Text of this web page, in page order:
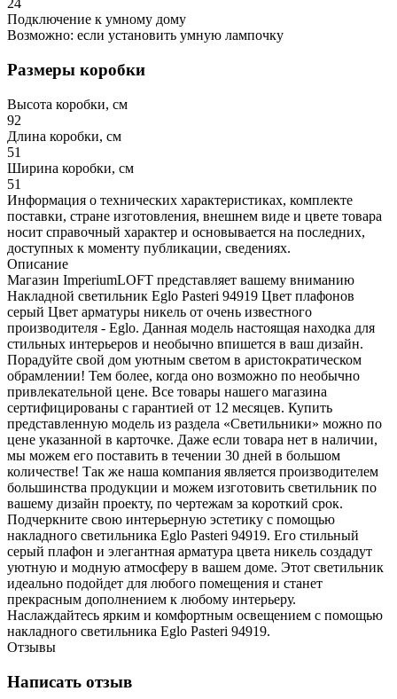
24
Подключение к умному дому
Возможно: если установить умную лампочку
Размеры коробки
Высота коробки, см
92
Длина коробки, см
51
Ширина коробки, см
51
Информация о технических характеристиках, комплекте
поставки, стране изготовления, внешнем виде и цвете товара
носит справочный характер и основывается на последних,
доступных к моменту публикации, сведениях.
Описание
Магазин ImperiumLOFT представляет вашему вниманию
Накладной светильник Eglo Pasteri 94919 Цвет плафонов
серый Цвет арматуры никель от очень известного
производителя - Eglo. Данная модель настоящая находка для
стильных интерьеров и необычно впишется в ваш дизайн.
Порадуйте свой дом уютным светом в аристократическом
обрамлении! Тем более, когда оно возможно по необычно
привлекательной цене. Все товары нашего магазина
сертифицированы с гарантией от 12 месяцев. Купить
представленную модель из раздела «Светильники» можно по
цене указанной в карточке. Даже если товара нет в наличии,
мы можем его поставить в течении 30 дней в большом
количестве! Так же наша компания является производителем
большинства продукции и можем изготовить светильник по
вашему дизайн проекту, по чертежам за короткий срок.
Подчеркните свою интерьерную эстетику с помощью
накладного светильника Eglo Pasteri 94919. Его стильный
серый плафон и элегантная арматура цвета никель создадут
уютную и модную атмосферу в вашем доме. Этот светильник
идеально подойдет для любого помещения и станет
прекрасным дополнением к любому интерьеру.
Наслаждайтесь ярким и комфортным освещением с помощью
накладного светильника Eglo Pasteri 94919.
Отзывы
Написать отзыв